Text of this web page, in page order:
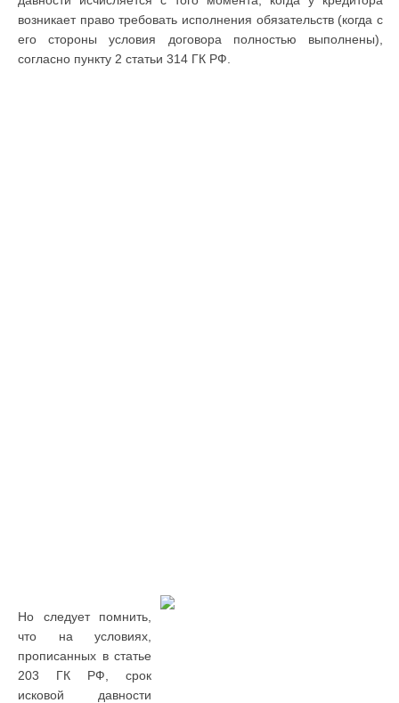
возникает право требовать исполнения обязательств (когда с
его стороны условия договора полностью выполнены),
согласно пункту 2 статьи 314 ГК РФ.
Но следует помнить,
что на условиях,
прописанных в статье
203 ГК РФ, срок
исковой давности